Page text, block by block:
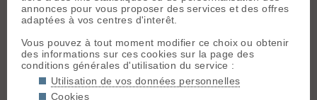
D
den[72posts] - Le 23/11/2009 20:42
Cette opération de mise à jour m'a couté 25 € chez Montagne
Aventures.
il y a quelques modifications, la croix se réduit lorsque l'on se
rapproche de la cible sinon je ne vois pas trop de différence
pour passer en mode analogique.
annonces pour vous proposer des services et des offres
adaptées à vos centres d'interêt.
Vous pouvez à tout moment modifier ce choix ou obtenir
des informations sur ces cookies sur la page des
conditions générales d'utilisation du service :
Utilisation de vos données personnelles
Cookies